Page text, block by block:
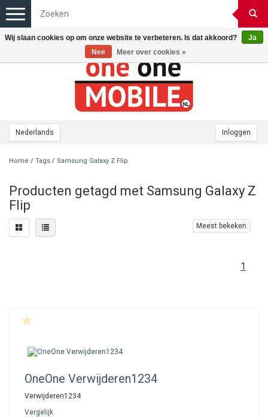
Nederlands Inloggen
Toggle
navigation
Home / Tags / Samsung Galaxy Z Flip
Producten getagd met Samsung Galaxy Z
Flip
Meest bekeken
1
OneOne Verwijderen1234
Verwijderen1234
Vergelijk
Wij slaan cookies op om onze website te verbeteren. Is dat akkoord?
Ja
Nee
Meer over cookies »